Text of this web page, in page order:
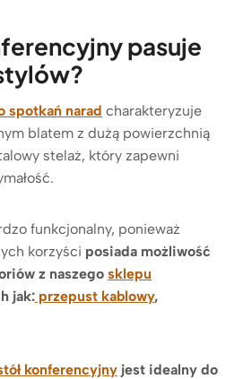
pasuje
spotkań narad charakteryzuje
blatem z dużą powierzchnią
stelaż, który zapewni
funkcjonalny, ponieważ
korzyści posiada możliwość
z naszego sklepu
jak: przepust kablowy,
konferencyjny jest idealny do